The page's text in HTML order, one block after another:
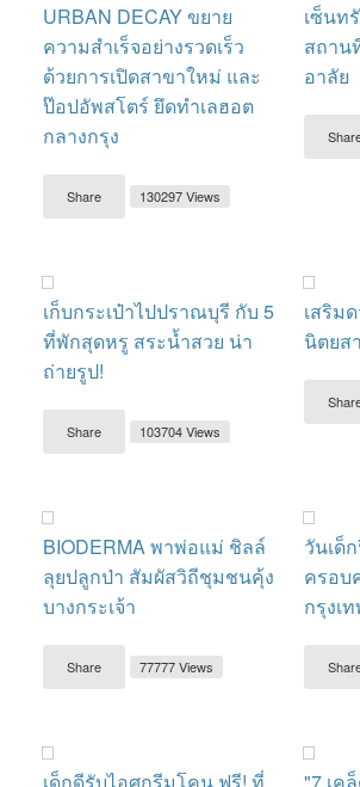
URBAN DECAY ขยาย
ความสำเร็จอย่างรวดเร็ว
ด้วยการเปิดสาขาใหม่ และ
ป๊อปอัพสโตร์ ยึดทำเลฮอต
กลางกรุง
Share 130297 Views
เซ็นท
สถาน
อาลัย
เก็บกระเป๋าไปปราณบุรี กับ 5
ที่พักสุดหรู สระน้ำสวย น่า
ถ่ายรูป!
Share 103704 Views
เสริม
นิตยส
BIODERMA พาพ่อแม่ ชิลล์
ลุยปลูกป่า สัมผัสวิถีชุมชนคุ้ง
บางกระเจ้า
Share 77777 Views
วันเด็
ครอบ
กรุงเ
เด็กดีรับไอศกรีมโคน ฟรี! ที่ "7 เค